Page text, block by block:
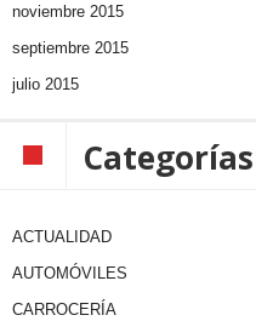
noviembre 2015
septiembre 2015
julio 2015
Categorías
ACTUALIDAD
AUTOMÓVILES
CARROCERÍA